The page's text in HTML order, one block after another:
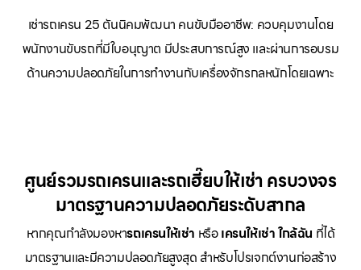
เช่ารถเครน 25 ตันนิคมพัฒนา คนขับมืออาชีพ: ควบคุมงานโดย
พนักงานขับรถที่มีใบอนุญาต มีประสบการณ์สูง และผ่านการอบรม
ด้านความปลอดภัยในการทำงานกับเครื่องจักรกลหนักโดยเฉพาะ
ศูนย์รวมรถเครนและรถเฮี๊ยบให้เช่า ครบวงจร
มาตรฐานความปลอดภัยระดับสากล
หากคุณกำลังมองหารถเครนให้เช่า หรือเครนให้เช่าใกล้ฉัน ที่ได้
มาตรฐานและมีความปลอดภัยสูงสุด สำหรับโปรเจกต์งานก่อสร้าง